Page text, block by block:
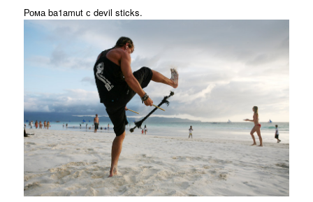
Рома ba1amut с devil sticks.